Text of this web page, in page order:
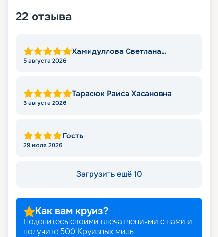
22 отзыва
Хамидуллова Светлана
5 августа 2026
Тарасюк Раиса Хасановна
3 августа 2026
Гость
29 июля 2026
Загрузить ещё 10
Как вам круиз?
Поделитесь своими впечатлениями с нами и
получите 500 Круизных миль